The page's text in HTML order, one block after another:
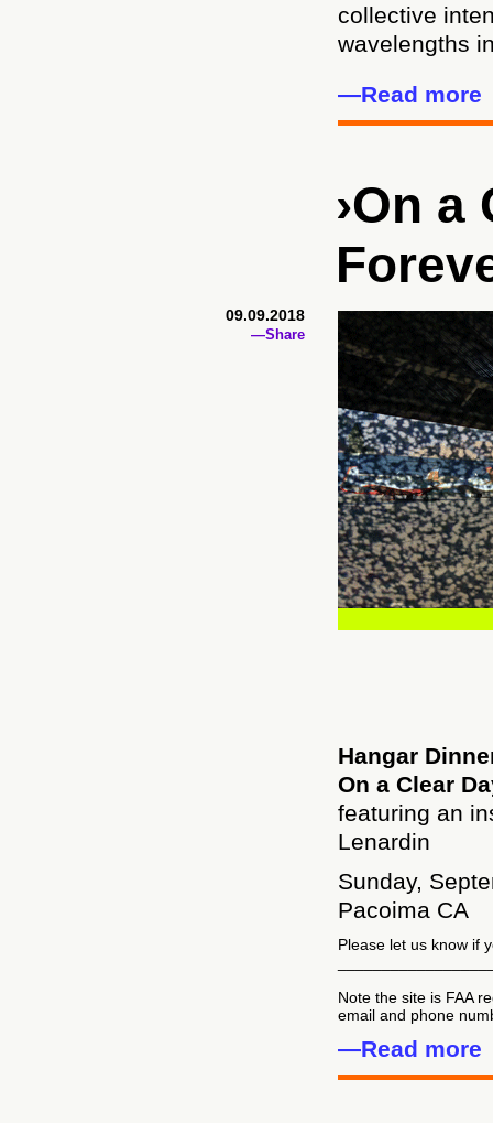
collective
wavelengths
—Read more
›On a
09.09.2018
—Share
Hangar
On a Clear
featuring an
Lenardin
Sunday,
Pacoima CA
Please let us know if
Note the site is FAA
email and phone
—Read more